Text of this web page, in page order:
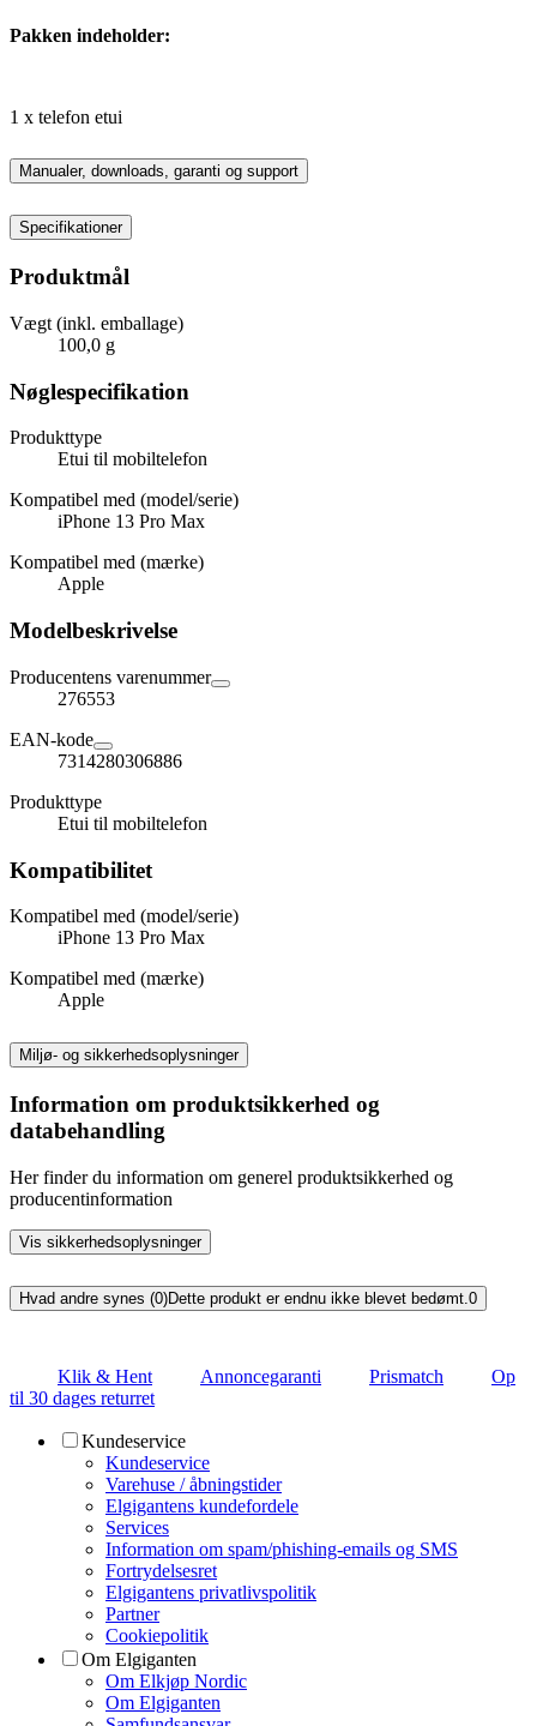
Pakken indeholder:
1 x telefon etui
Manualer, downloads, garanti og support
Specifikationer
Produktmål
Vægt (inkl. emballage)
100,0 g
Nøglespecifikation
Produkttype
Etui til mobiltelefon
Kompatibel med (model/serie)
iPhone 13 Pro Max
Kompatibel med (mærke)
Apple
Modelbeskrivelse
Producentens varenummer
276553
EAN-kode
7314280306886
Produkttype
Etui til mobiltelefon
Kompatibilitet
Kompatibel med (model/serie)
iPhone 13 Pro Max
Kompatibel med (mærke)
Apple
Miljø- og sikkerhedsoplysninger
Information om produktsikkerhed og
databehandling
Her finder du information om generel produktsikkerhed og
producentinformation
Vis sikkerhedsoplysninger
Hvad andre synes (0)Dette produkt er endnu ikke blevet bedømt. 0
Klik & Hent Annoncegaranti Prismatch
Op
til 30 dages returret
Kundeservice
Kundeservice
Varehuse / åbningstider
Elgigantens kundefordele
Services
Information om spam/phishing-emails og SMS
Fortrydelsesret
Elgigantens privatlivspolitik
Partner
Cookiepolitik
Om Elgiganten
Om Elkjøp Nordic
Om Elgiganten